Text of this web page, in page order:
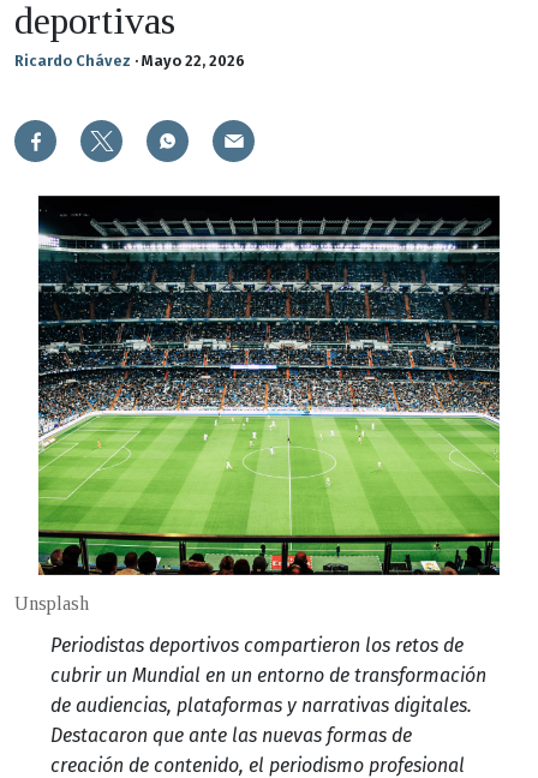
deportivas
Ricardo Chávez · Mayo 22, 2026
Unsplash
Periodistas deportivos compartieron los retos de
cubrir un Mundial en un entorno de transformación
de audiencias, plataformas y narrativas digitales.
Destacaron que ante las nuevas formas de
creación de contenido, el periodismo profesional